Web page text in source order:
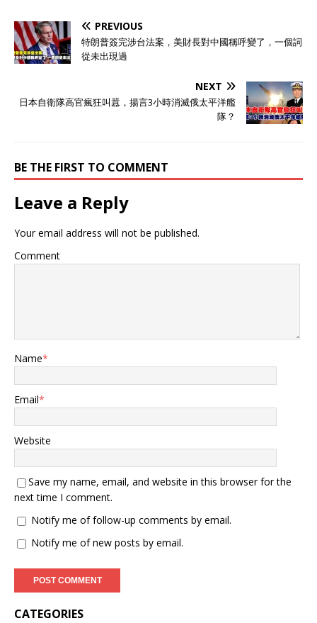
PREVIOUS
特朗普簽完涉台法案，美財長對中國稱呼變了，一個詞
從未出現過
NEXT
日本自衛隊高官瘋狂叫囂，揚言3小時消滅俄太平洋艦
隊？
BE THE FIRST TO COMMENT
Leave a Reply
Your email address will not be published.
Comment
Name*
Email*
Website
Save my name, email, and website in this browser for the
next time I comment.
Notify me of follow-up comments by email.
Notify me of new posts by email.
CATEGORIES